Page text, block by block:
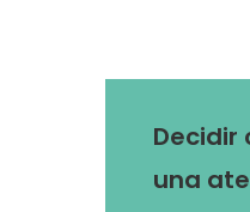
Decidir
una